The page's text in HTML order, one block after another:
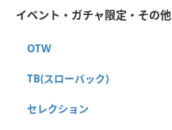
イベント・ガチャ限定・その他
OTW
TB(スローバック)
セレクション